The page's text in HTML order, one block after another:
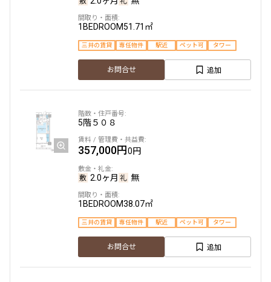
1BEDROOM51.71㎡
三井の賃貸 専任物件 駅近 ペット可 タワー
お問合せ 追加
5階５０８
357,000円0円
2.0ヶ月 無
1BEDROOM38.07㎡
三井の賃貸 専任物件 駅近 ペット可 タワー
お問合せ 追加